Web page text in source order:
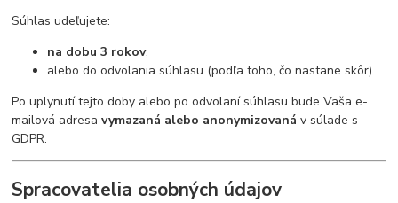
Súhlas udeľujete:
na dobu 3 rokov,
alebo do odvolania súhlasu (podľa toho, čo nastane skôr).
Po uplynutí tejto doby alebo po odvolaní súhlasu bude Vaša e-
mailová adresavymazaná alebo anonymizovaná v súlade s
GDPR.
Spracovatelia osobných údajov